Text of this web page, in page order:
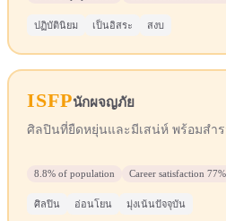
ปฏิบัตินิยม เป็นอิสระ สงบ
ISFPนักผจญภัย
ศิลปินที่ยืดหยุ่นและมีเสน่ห์ พร้อมสำ
8.8% of population Career satisfaction 77%
ศิลปิน อ่อนโยน มุ่งเน้นปัจจุบัน